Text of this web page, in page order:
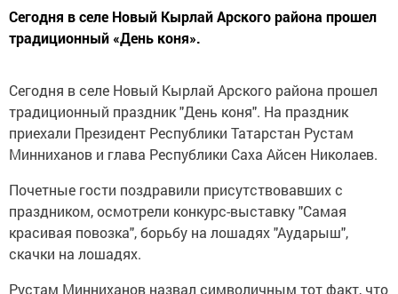
Сегодня в селе Новый Кырлай Арского района прошел
традиционный «День коня».
Сегодня в селе Новый Кырлай Арского района прошел
традиционный праздник "День коня". На праздник
приехали Президент Республики Татарстан Рустам
Минниханов и глава Республики Саха Айсен Николаев.
Почетные гости поздравили присутствовавших с
праздником, осмотрели конкурс-выставку "Самая
красивая повозка", борьбу на лошадях "Аударыш",
скачки на лошадях.
Рустам Минниханов назвал символичным тот факт, что